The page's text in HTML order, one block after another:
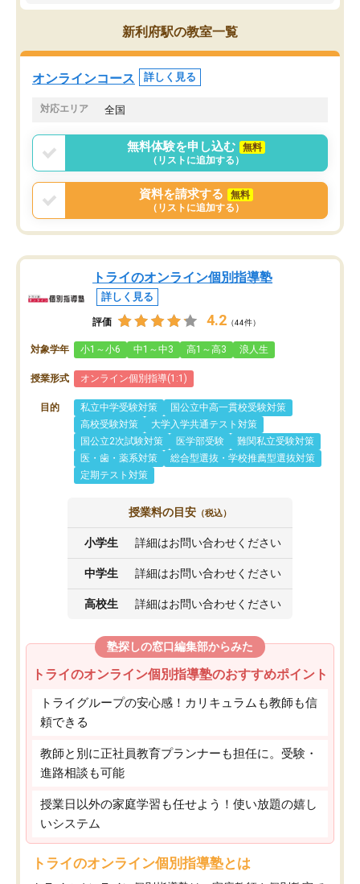
講師の方との距離も近く、親身なコー
チングのおかげで、停滞期もモチベー
ションを維持できました。「やらされ
る勉強」から「目標のための勉強」へ
意識が変わったことが、目標校への合
身につきました。結果と
た。自分から学ぶ姿勢を
新利府駅の教室一覧
オンラインコース 詳しく見る
対応エリア 全国
無料体験を申し込む
無料
（リストに追加する）
資料を請求する
無料
（リストに追加する）
トライのオンライン個別指導塾
詳しく見る
評価 4.2 （44件）
対象学年 小1～小6 中1～中3 高1～高3 浪人生
授業形式 オンライン個別指導(1:1)
目的 私立中学受験対策
国公立中高一貫校受験対策
高校受験対策
大学入学共通テスト対策
国公立2次試験対策
医学部受験
難関私立受験対策
医・歯・薬系対策
総合型選抜・学校推薦型選抜対策
定期テスト対策
授業料の目安 （税込）
小学生 詳細はお問い合わせください
中学生 詳細はお問い合わせください
高校生 詳細はお問い合わせください
塾探しの窓口編集部からみた
トライのオンライン個別指導塾のおすすめポイント
トライグループの安心感！カリキュラムも教師も信
頼できる
教師と別に正社員教育プランナーも担任に。受験・
進路相談も可能
授業日以外の家庭学習も任せよう！使い放題の嬉し
いシステム
トライのオンライン個別指導塾とは